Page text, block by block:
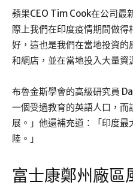
蘋果CEO Tim Cook在公司最
際上我們在印度疫情期間做
好，這也是我們在當地投資
和網店，並在當地投入大量資
布魯金斯學會的高級研究員
一個受過教育的英語人口，
展。」他還補充道：「印度
陸。」
富士康鄭州廠區